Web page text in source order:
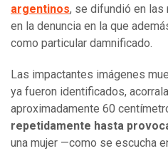
argentinos, se difundió en
en la denuncia en la que
como particular damnificado.
Las impactantes imágenes
ya fueron identificados,
aproximadamente 60
repetidamente hasta
una mujer —como se escucha